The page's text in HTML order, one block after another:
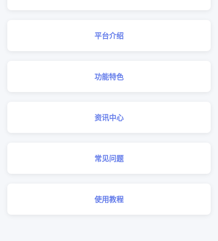
平台介绍
功能特色
资讯中心
常见问题
使用教程